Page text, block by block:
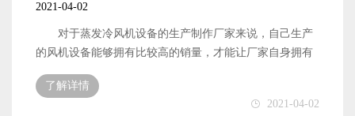
先便是因为用户都是希望自己能够购买到质量优质的风机
设备的。产品设备的质量性能优质良好了，那么才能在销
售市场中满足更多用户的需求，能够获得更多用户的认
蒸发冷风机设备能够是优质的，那么也就能够拥有更
好的运转效率，能够拥有更加长久的使用寿命。这些优点
2021-04-02
对于蒸发冷风机设备的生产制作厂家来说，自己生产
的风机设备能够拥有比较高的销量，才能让厂家自身拥有
更多的经济收入，自身的发展也才能拥有资金。所以，厂
家想要自身能够拥有更好的发展，就需要做好风机设备的
销售工作，确保风机设备能够拥有不错的销量。那么，厂
了解详情
2021-04-02